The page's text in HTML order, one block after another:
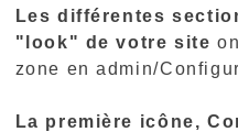
Les différentes
"look" de votre site
zone en admin/
La première icône,